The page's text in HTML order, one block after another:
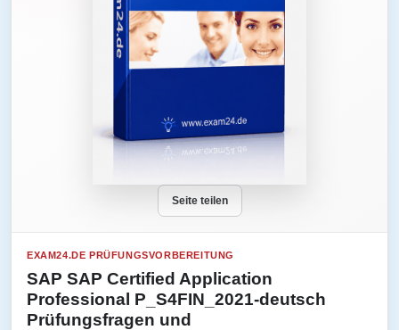
Seite teilen
EXAM24.DE PRÜFUNGSVORBEREITUNG
SAP SAP Certified Application
Professional P_S4FIN_2021-deutsch
Prüfungsfragen und